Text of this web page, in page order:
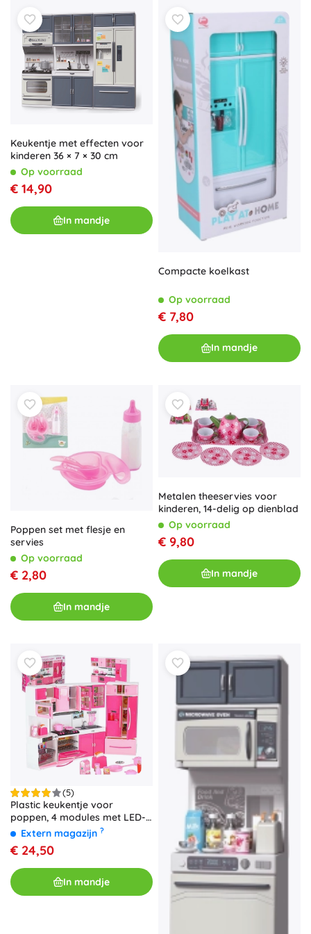
Keukentje met effecten voor
kinderen 36 × 7 × 30 cm
Op voorraad
€ 14,90
In mandje
Compacte koelkast
Op voorraad
€ 7,80
In mandje
Poppen set met flesje en
servies
Op voorraad
€ 2,80
In mandje
Metalen theeservies voor
kinderen, 14-delig op dienblad
Op voorraad
€ 9,80
In mandje
(5)
Plastic keukentje voor
poppen, 4 modules met LED-
verlichting en geluiden, 48 cm
Extern magazijn ?
€ 24,50
In mandje